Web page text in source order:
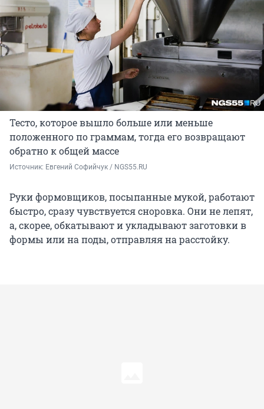
Тесто, которое вышло больше или меньше
положенного по граммам, тогда его возвращают
обратно к общей массе
Источник: Евгений Софийчук / NGS55.RU
Руки формовщиков, посыпанные мукой, работают
быстро, сразу чувствуется сноровка. Они не лепят,
а, скорее, обкатывают и укладывают заготовки в
формы или на поды, отправляя на расстойку.